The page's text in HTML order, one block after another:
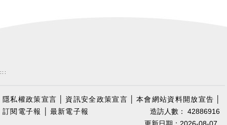
:::
隱私權政策宣言 資訊安全政策宣言 │本會網站資料開放宣告
訂閱電子報
最新電子報
造訪人數： 42886916